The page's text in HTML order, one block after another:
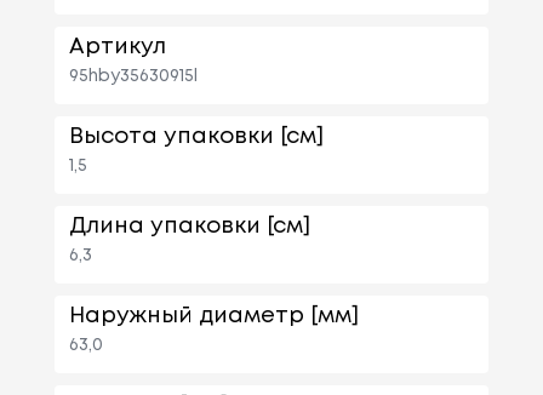
Артикул
95hby35630915l
Высота упаковки [см]
1,5
Длина упаковки [см]
6,3
Наружный диаметр [мм]
63,0